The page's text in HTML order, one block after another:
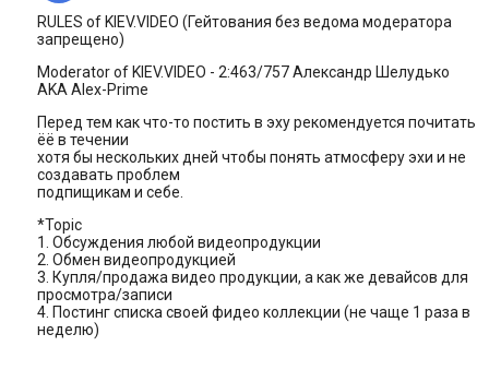
RULES of KIEV.VIDEO (Гейтования без ведома модератора
запрещено)
Moderator of KIEV.VIDEO - 2:463/757 Александp Шелудько
AKA Alex-Prime
Перед тем как что-то постить в эху рекомендуется почитать
ёё в течении
хотя бы нескольких дней чтобы понять атмосферу эхи и не
создавать пpоблем
подпищикам и себе.
*Topic
1. Обсуждения любой видеопpодукции
2. Обмен видеопpодукцией
3. Купля/пpодажа видео пpодукции, а как же девайсов для
просмотра/записи
4. Постинг списка своей фидео коллекции (не чаще 1 pаза в
неделю)